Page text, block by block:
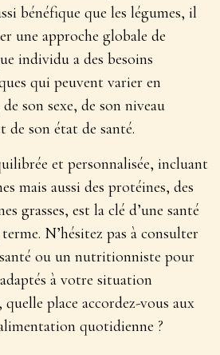
bénéfique que les légumes, il
une approche globale de
individu a des besoins
qui peuvent varier en
son sexe, de son niveau
de son état de santé.
et personnalisée, incluant
mais aussi des protéines, des
grasses, est la clé d’une santé
N’hésitez pas à consulter
ou un nutritionniste pour
à votre situation
place accordez-vous aux
quotidienne ?